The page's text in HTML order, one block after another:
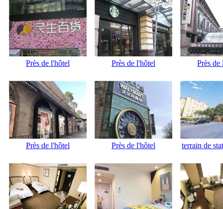
Près de l'hôtel Près de l'hôtel Près de
Près de l'hôtel Près de l'hôtel terrain de